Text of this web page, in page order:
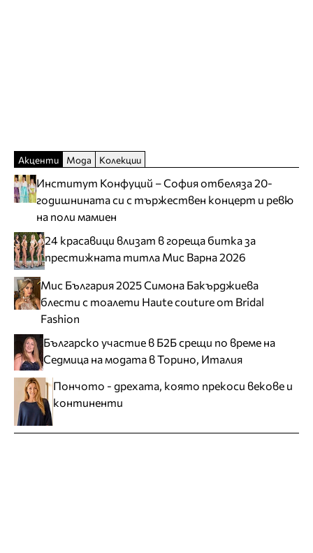
Акценти Мода Колекции
Институт Конфуций – София отбеляза 20-
годишнината си с тържествен концерт и ревю
на поли мамиен
24 красавици влизат в гореща битка за
престижната титла Мис Варна 2026
Мис България 2025 Симона Бакърджиева
блести с тоалети Haute couture от Bridal
Fashion
Българско участие в Б2Б срещи по време на
Седмица на модата в Торино, Италия
Пончото - дрехата, която прекоси векове и
континенти